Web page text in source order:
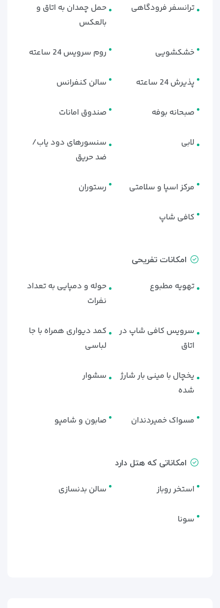
ترانسفر فرودگاهی
حمل چمدان به اتاق و
بالعکس
خشکشویی روم سرویس 24 ساعته
پذیرش 24 ساعته سالن کنفرانس
صبحانه بوفه صندوق امانات
لابی
سنسورهای دود یاب/
ضد حریق
مرکز اسپا و سلامتی رستوران
کافی شاپ
امکانات تفریحی
تهویه مطبوع
حوله و دمپایی به تعداد
نفرات
سرویس کافی شاپ در
اتاق
کمد دیواری همراه با جا
لباسی
یخچال با مینی بار شارژ
شده
سشوار
مسواک خمیردندان صابون و شامپو
امکاناتی که هتل دارد
استخر روباز سالن بدنسازی
سونا